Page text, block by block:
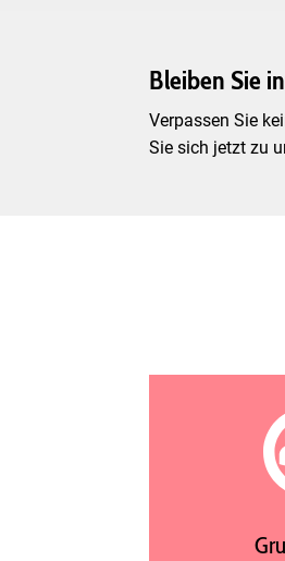
Bleiben Sie
Verpassen Sie
Sie sich jetzt zu